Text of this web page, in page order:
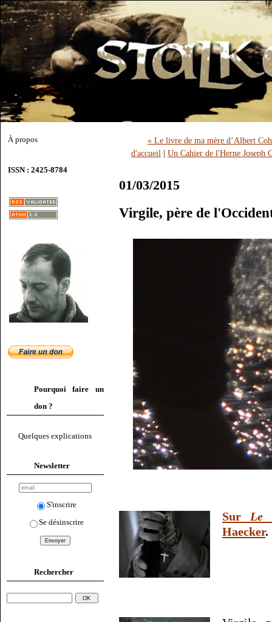
À propos
ISSN : 2425-8784
Pourquoi faire un
don ?
Quelques explications
Newsletter
S'inscrire
Se désinscrire
Rechercher
« Le livre de ma mère d’Albert
d'accueil | Un Cahier de l'Herne Joseph
01/03/2015
Virgile, père de
Sur Le
Haecker.